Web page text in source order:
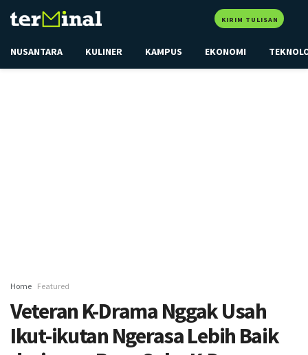
KIRIM TULISAN
NUSANTARA KULINER KAMPUS EKONOMI
Home Featured
Veteran K-Drama Nggak Usah
Ikut-ikutan Ngerasa Lebih Baik